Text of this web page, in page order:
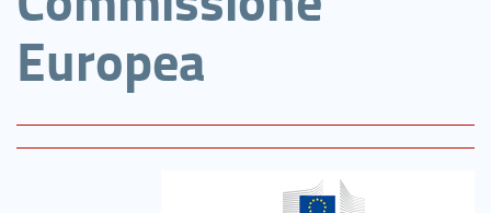
Europea